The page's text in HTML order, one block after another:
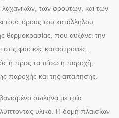
λαχανικών, των φρούτων, και των
τους όρους του κατάλληλου
θερμοκρασίας, που αυξάνει την
φυσικές καταστροφές.
ή προς τα πίσω η παροχή,
παροχής και της απαίτησης.
σωλήνα με τρία
υλικό. Η δομή πλαισίων